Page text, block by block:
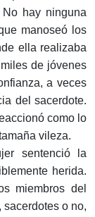
hay ninguna
manoseó los
ella realizaba
de jóvenes
a veces
del sacerdote.
como lo
vileza.
sentenció la
herida.
miembros del
o no,